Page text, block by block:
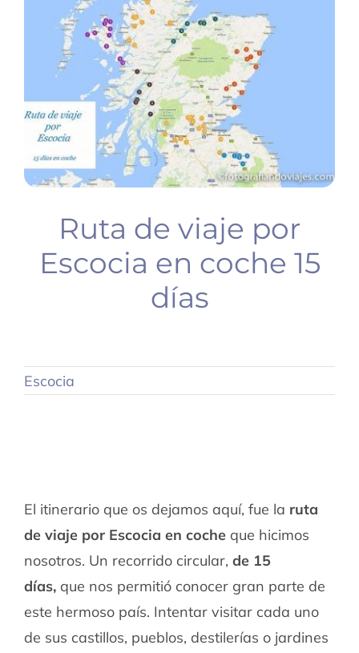
BUCEO
PLANIFICA TU VIAJE
Ruta de viaje por
Escocia en coche 15
días
Escocia
El itinerario que os dejamos aquí, fue la ruta
de viaje por Escocia en cocheque hicimos
nosotros. Un recorrido circular, de 15
días,que nos permitió conocer gran parte de
este hermoso país. Intentar visitar cada uno
de sus castillos, pueblos, destilerías o jardines